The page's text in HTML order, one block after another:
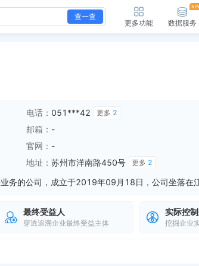
查一查
更多功能 数据服务
电话： 051***42 更多 2
邮箱： -
官网： -
地址： 苏州市洋南路450号 更多 2
最终受益人
穿透追溯企业最终受益主体
实际控
挖掘企业